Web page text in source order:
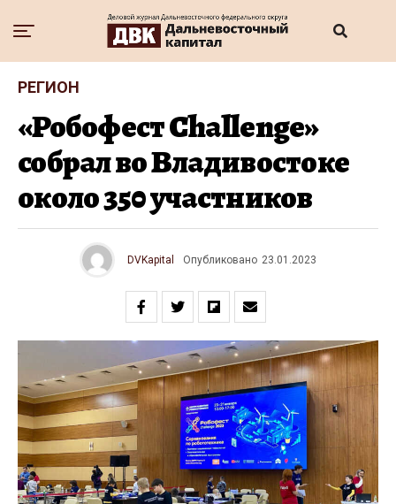
РЕГИОН
«Робофест Challenge»
собрал во Владивостоке
около 350 участников
DVKapital Опубликовано 23.01.2023